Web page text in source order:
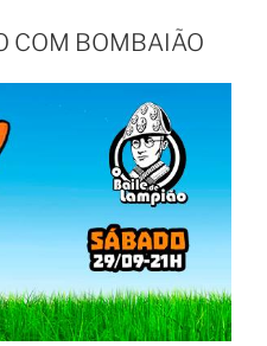
COM BOMBAIÃO